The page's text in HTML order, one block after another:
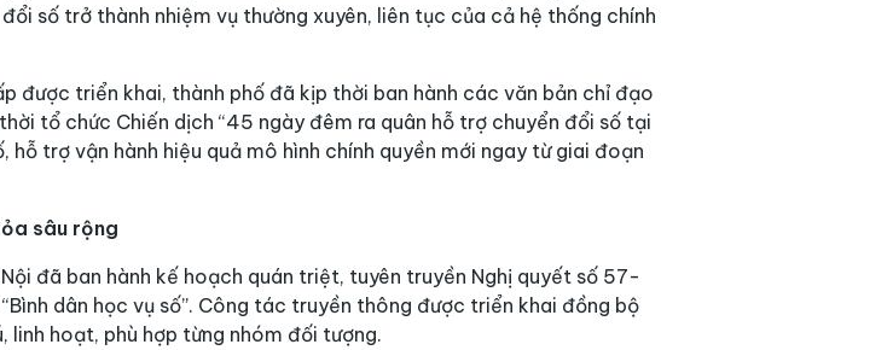
số trở thành nhiệm vụ thường xuyên, liên tục của cả hệ thống chính
được triển khai, thành phố đã kịp thời ban hành các văn bản chỉ đạo
tổ chức Chiến dịch “45 ngày đêm ra quân hỗ trợ chuyển đổi số tại
trợ vận hành hiệu quả mô hình chính quyền mới ngay từ giai đoạn
sâu rộng
đã ban hành kế hoạch quán triệt, tuyên truyền Nghị quyết số 57-
dân học vụ số”. Công tác truyền thông được triển khai đồng bộ
linh hoạt, phù hợp từng nhóm đối tượng.